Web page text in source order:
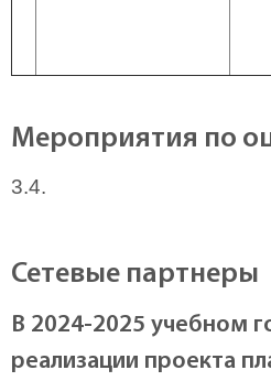
Мероприятия по
3.4.
Сетевые партнеры
В 2024-2025 учебном
реализации проекта